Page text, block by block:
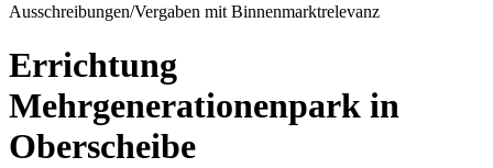
Ausschreibungen/Vergaben mit Binnenmarktrelevanz
Errichtung
Mehrgenerationenpark in
Oberscheibe